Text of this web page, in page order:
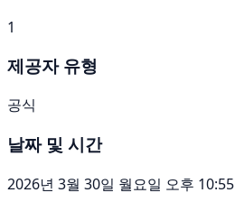
1
제공자 유형
공식
날짜 및 시간
2026년 3월 30일 월요일 오후 10:55